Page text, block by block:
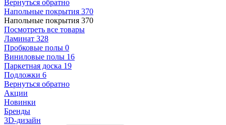
Вернуться обратно
Напольные покрытия 370
Напольные покрытия 370
Посмотреть все товары
Ламинат 328
Пробковые полы 0
Виниловые полы 16
Паркетная доска 19
Подложки 6
Вернуться обратно
Акции
Новинки
Бренды
3D-дизайн